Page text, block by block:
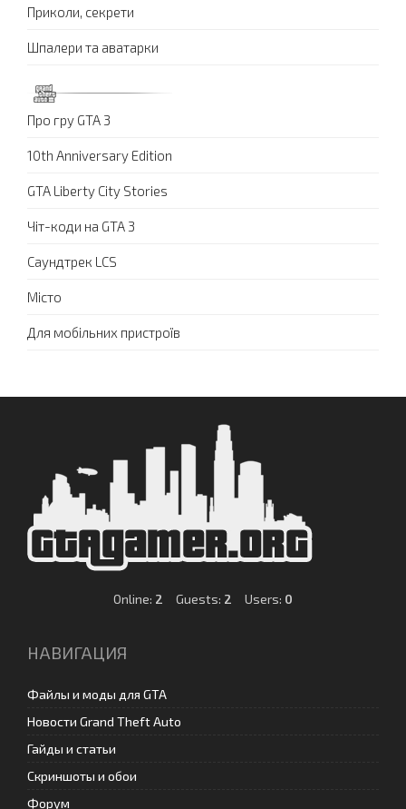
Приколи, секрети
Шпалери та аватарки
Про гру GTA 3
10th Anniversary Edition
GTA Liberty City Stories
Чіт-коди на GTA 3
Саундтрек LCS
Місто
Для мобільних пристроїв
Online: 2 Guests: 2 Users: 0
НАВИГАЦИЯ
Файлы и моды для GTA
Новости Grand Theft Auto
Гайды и статьи
Скриншоты и обои
Форум